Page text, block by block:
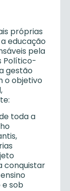
próprias
educação
pela
Político-
gestão
o objetivo
toda a
conquistar
e sob